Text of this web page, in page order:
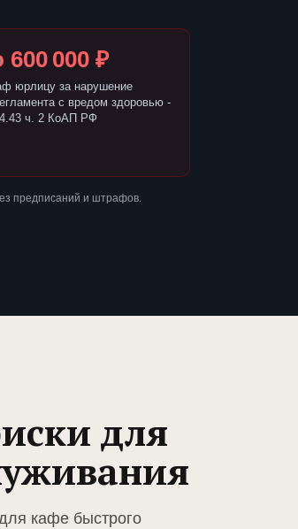
600 000 ₽
юрлицу за нарушение
с вредом здоровью -
ч. 2 КоАП РФ
предписаний и штрафов.
для
кафе быстрого